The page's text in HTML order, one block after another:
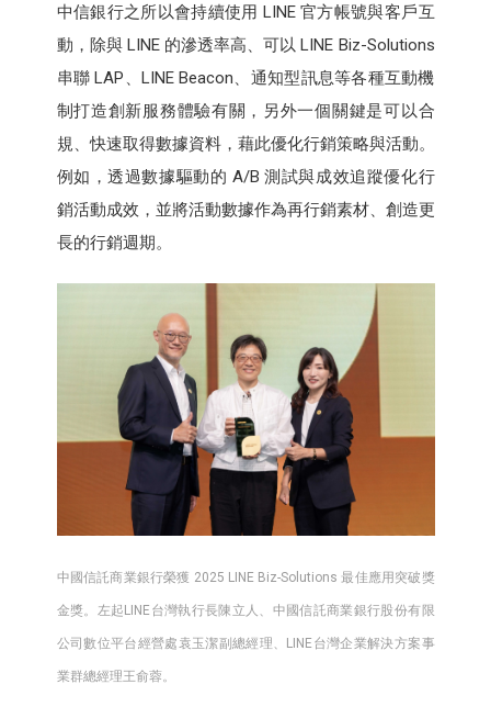
中信銀行之所以會持續使用 LINE 官方帳號與客戶互
動，除與 LINE 的滲透率高、可以 LINE Biz-Solutions
串聯 LAP、LINE Beacon、通知型訊息等各種互動機
制打造創新服務體驗有關，另外一個關鍵是可以合
規、快速取得數據資料，藉此優化行銷策略與活動。
例如，透過數據驅動的 A/B 測試與成效追蹤優化行
銷活動成效，並將活動數據作為再行銷素材、創造更
長的行銷週期。
中國信託商業銀行榮獲 2025 LINE Biz-Solutions 最佳應用突破獎
金獎。左起LINE台灣執行長陳立人、中國信託商業銀行股份有限
公司數位平台經營處袁玉潔副總經理、LINE台灣企業解決方案事
業群總經理王俞蓉。